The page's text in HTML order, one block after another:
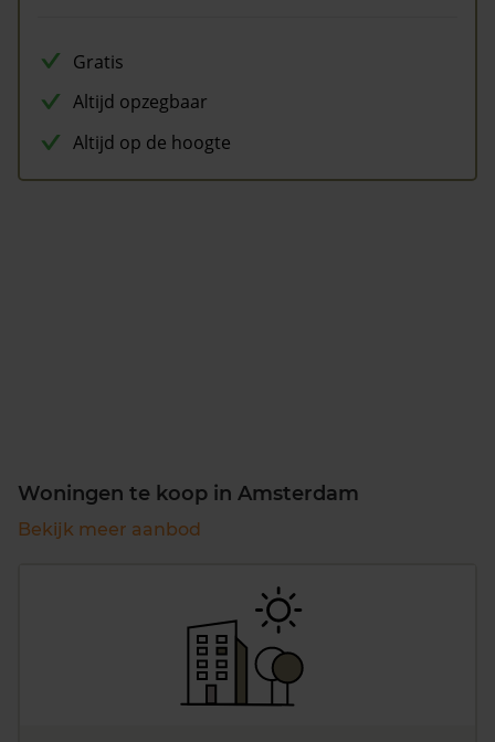
Gratis
Altijd opzegbaar
Altijd op de hoogte
Woningen te koop in Amsterdam
Bekijk meer aanbod